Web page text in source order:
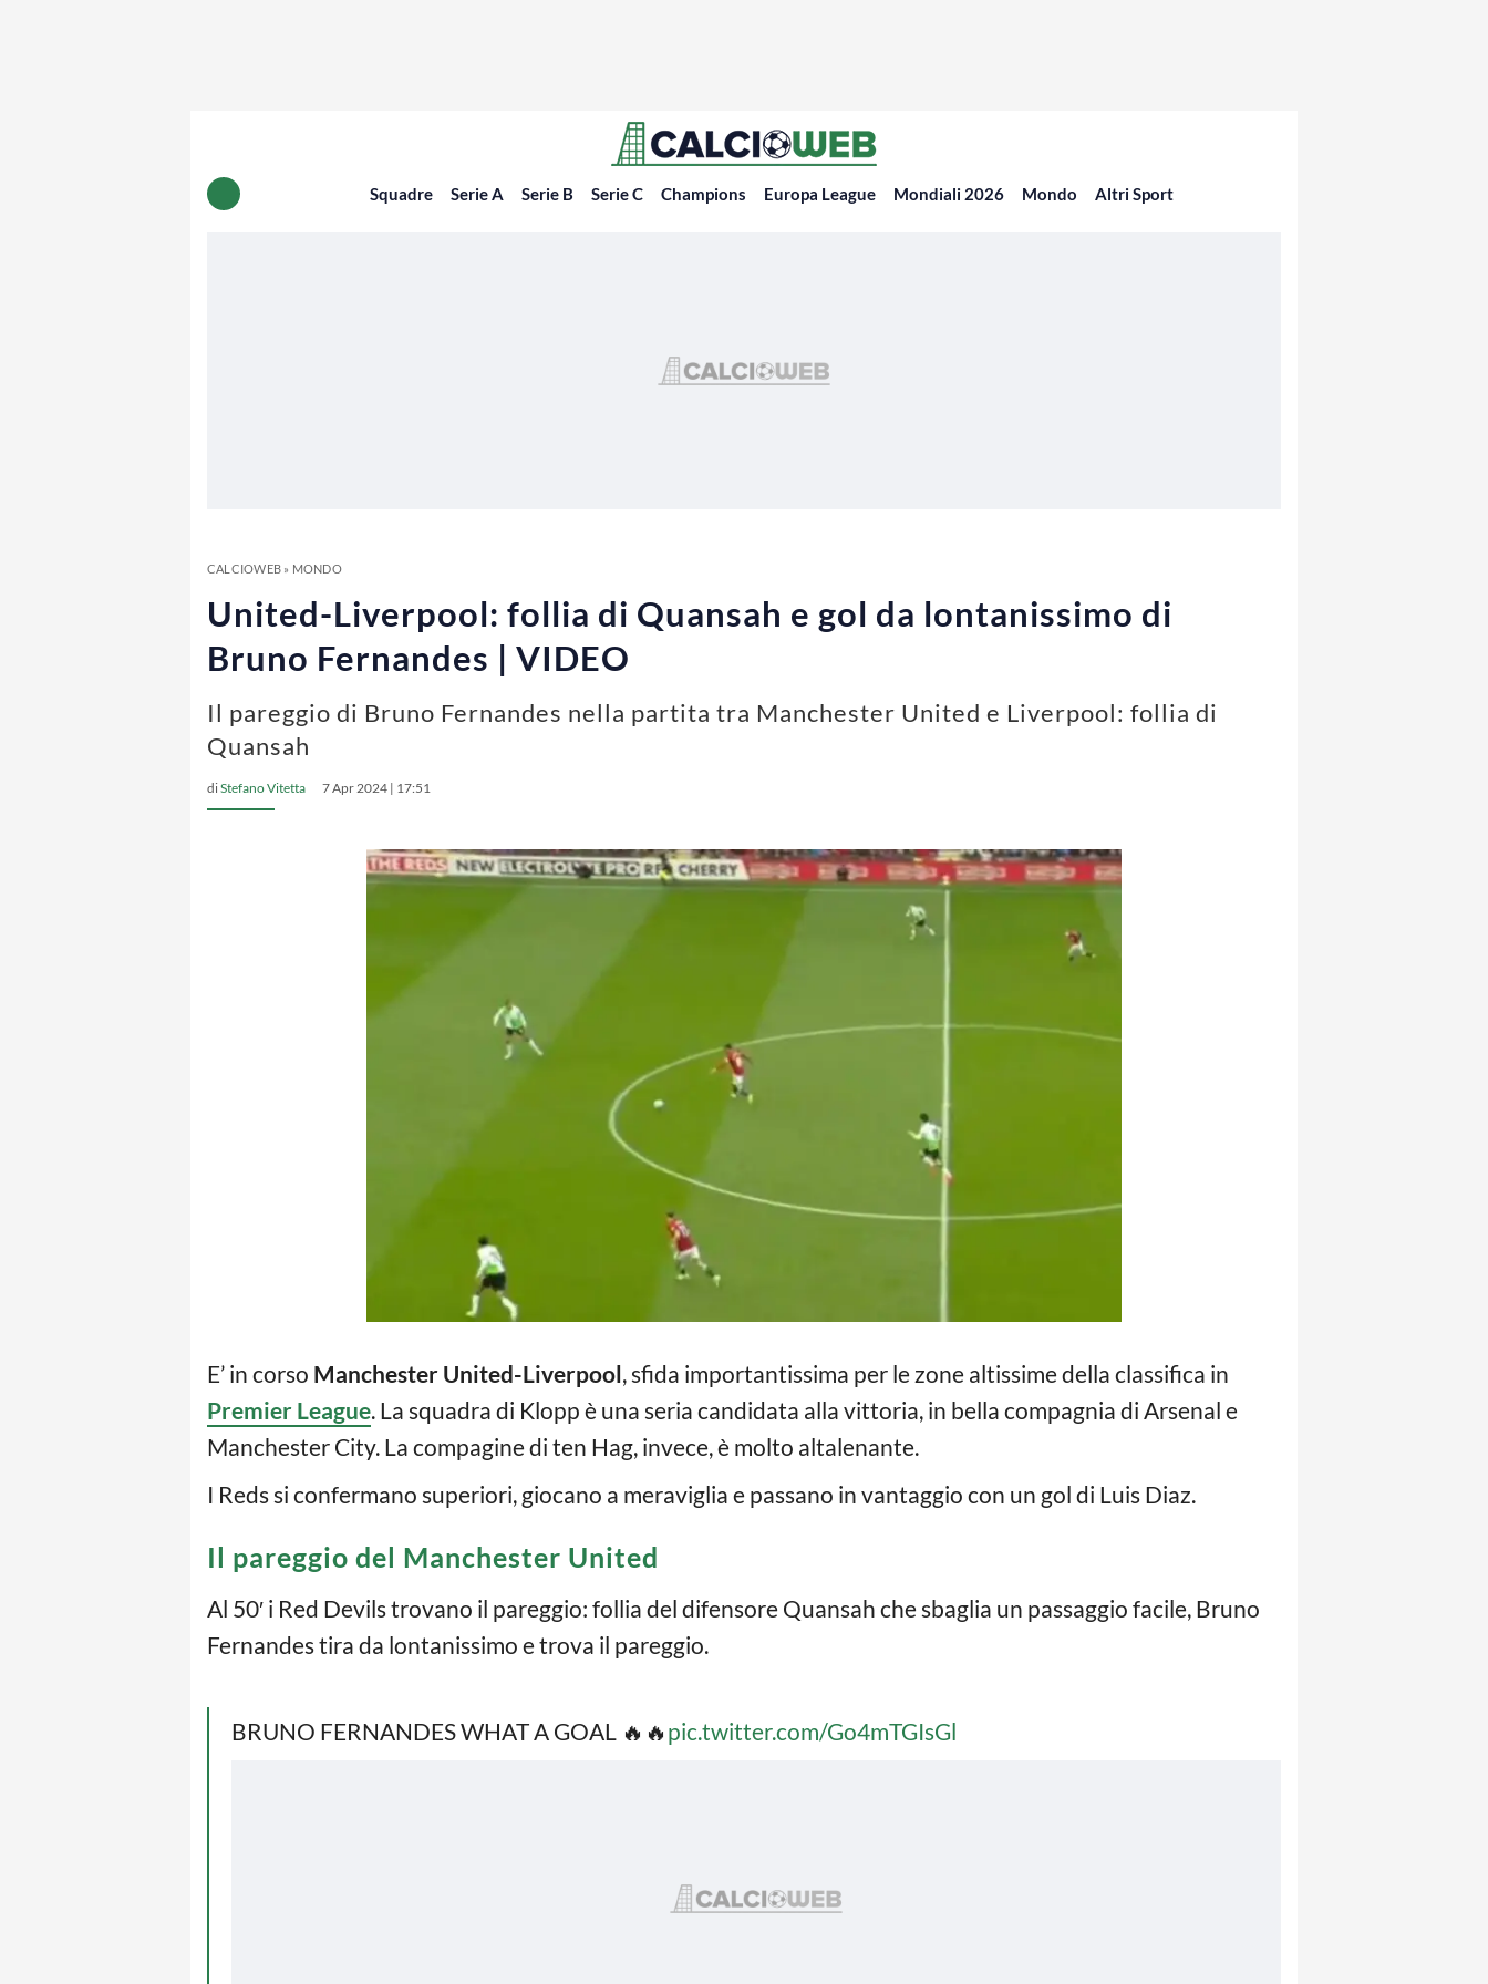
Squadre Serie A Serie B Serie C Champions Europa League Mondiali 2026 Mondo Altri Sport
CALCIOWEB» MONDO
United-Liverpool: follia di Quansah e gol da lontanissimo di
Bruno Fernandes | VIDEO
Il pareggio di Bruno Fernandes nella partita tra Manchester United e Liverpool: follia di
Quansah
diStefano Vitetta 7 Apr 2024 | 17:51
E’ in corso Manchester United-Liverpool, sfida importantissima per le zone altissime della classifica in
Premier League. La squadra di Klopp è una seria candidata alla vittoria, in bella compagnia di Arsenal e
Manchester City. La compagine di ten Hag, invece, è molto altalenante.
I Reds si confermano superiori, giocano a meraviglia e passano in vantaggio con un gol di Luis Diaz.
Il pareggio del Manchester United
Al 50′ i Red Devils trovano il pareggio: follia del difensore Quansah che sbaglia un passaggio facile, Bruno
Fernandes tira da lontanissimo e trova il pareggio.
BRUNO FERNANDES WHAT A GOAL 🔥🔥 pic.twitter.com/Go4mTGIsGl